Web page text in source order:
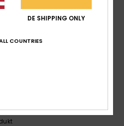
Farbe: 4/5
DE SHIPPING ONLY
COUNTRIES